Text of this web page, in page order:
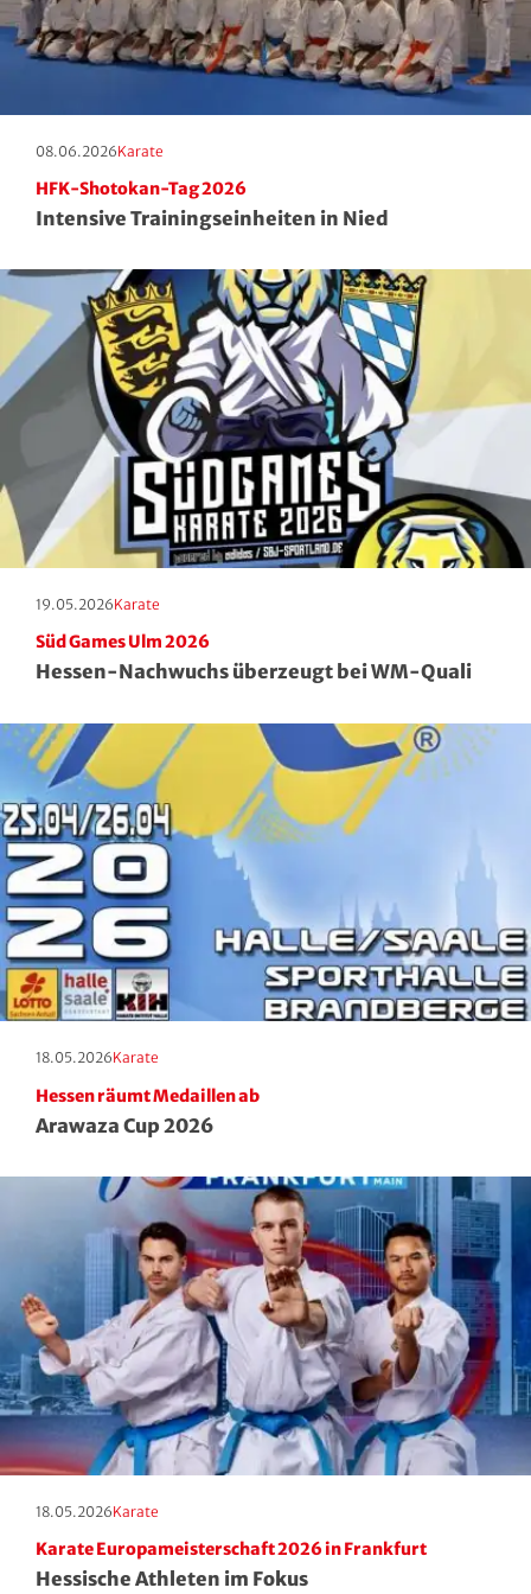
Erscheinungstag:
08.06.2026
Kategorie: Karate
HFK-Shotokan-Tag 2026
Intensive Trainingseinheiten in Nied
Erscheinungstag:
19.05.2026
Kategorie: Karate
Süd Games Ulm 2026
Hessen-Nachwuchs überzeugt bei WM-Quali
Erscheinungstag:
18.05.2026
Kategorie: Karate
Hessen räumt Medaillen ab
Arawaza Cup 2026
Erscheinungstag:
18.05.2026
Kategorie: Karate
Karate Europameisterschaft 2026 in Frankfurt
Hessische Athleten im Fokus